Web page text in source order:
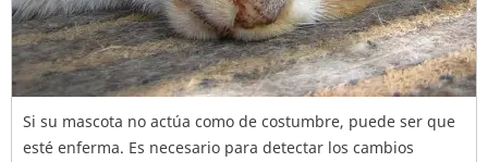
Si su mascota no actúa como de costumbre, puede ser que
esté enferma. Es necesario para detectar los cambios